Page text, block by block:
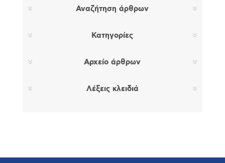
Αναζήτηση άρθρων
Κατηγορίες
Αρχείο άρθρων
Λέξεις κλειδιά